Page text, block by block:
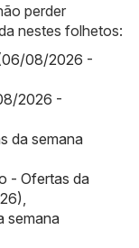
perder
nestes folhetos:
08/2026 -
2026 -
da semana
- Ofertas da
semana